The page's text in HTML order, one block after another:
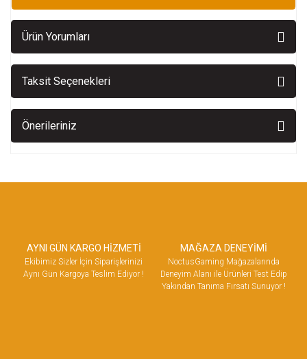
Ürün Yorumları
Taksit Seçenekleri
Önerileriniz
AYNI GÜN KARGO HİZMETİ
Ekibimiz Sizler İçin Siparişlerinizi
Aynı Gün Kargoya Teslim Ediyor !
MAĞAZA DENEYİMİ
NoctusGaming Mağazalarında
Deneyim Alanı ile Ürünleri Test Edip
Yakından Tanıma Fırsatı Sunuyor !